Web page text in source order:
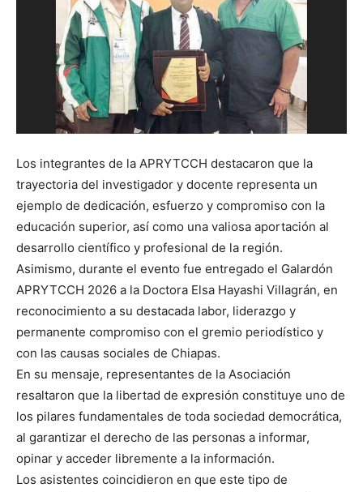
Los integrantes de la APRYTCCH destacaron que la
trayectoria del investigador y docente representa un
ejemplo de dedicación, esfuerzo y compromiso con la
educación superior, así como una valiosa aportación al
desarrollo científico y profesional de la región.
Asimismo, durante el evento fue entregado el Galardón
APRYTCCH 2026 a la Doctora Elsa Hayashi Villagrán, en
reconocimiento a su destacada labor, liderazgo y
permanente compromiso con el gremio periodístico y
con las causas sociales de Chiapas.
En su mensaje, representantes de la Asociación
resaltaron que la libertad de expresión constituye uno de
los pilares fundamentales de toda sociedad democrática,
al garantizar el derecho de las personas a informar,
opinar y acceder libremente a la información.
Los asistentes coincidieron en que este tipo de